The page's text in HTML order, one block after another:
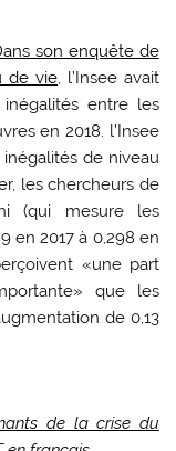
son enquête de
de vie, l’Insee avait
entre les
en 2018. l’Insee
de niveau
les chercheurs de
(qui mesure les
en 2017 à 0,298 en
«une part
que les
de 0,13
de la crise du